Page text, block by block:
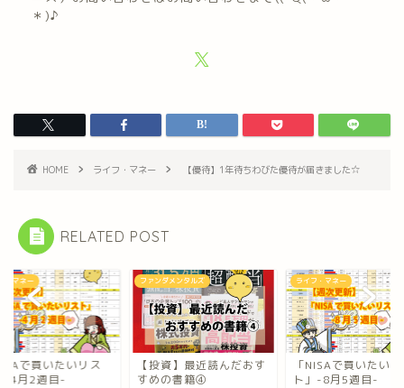
＊)♪
HOME ライフ・マネー 【優待】1年待ちわびた優待が届きました☆
RELATED POST
・マネー
で買いたいリス
-4月2週目-
ファンダメンタルズ
【投資】最近読んだおす
すめの書籍④
ライフ・マネー
「NISAで買いたい
ト」-8月5週目-